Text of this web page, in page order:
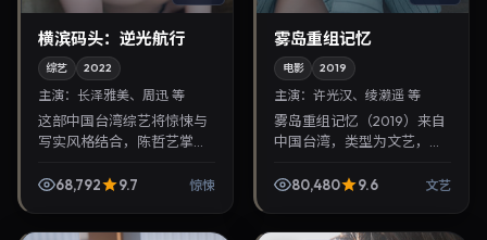
横滨码头：逆光航行
综艺 2022
主演： 长泽雅美、周迅 等
这部中国台湾综艺将惊悚与
写实风格结合，陈哲艺掌
角。2022年6月11日与观众
68,792 9.7 惊悚
雾岛重组记忆
电影 2019
主演：许光汉、绫濑遥 等
雾岛重组记忆（2019）来自
中国台湾，类型为文艺，曹
等参与演出。2019年7月27
80,480 9.6 文艺